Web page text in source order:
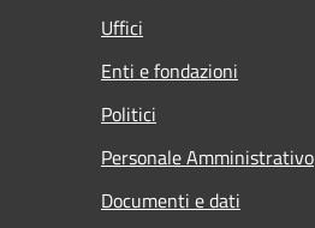
Uffici
Enti e fondazioni
Politici
Personale Amministrativo
Documenti e dati